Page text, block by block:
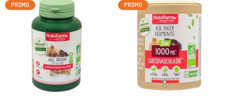
PROMO PROMO